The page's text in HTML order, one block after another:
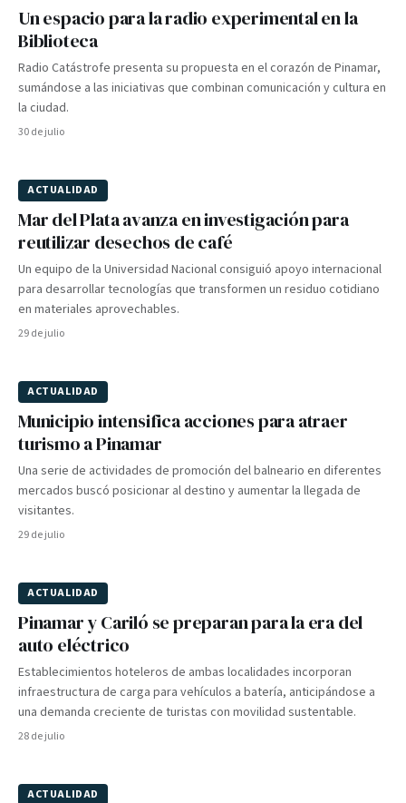
Un espacio para la radio experimental en la
Biblioteca
Radio Catástrofe presenta su propuesta en el corazón de Pinamar,
sumándose a las iniciativas que combinan comunicación y cultura en
la ciudad.
30 de julio
ACTUALIDAD
Mar del Plata avanza en investigación para
reutilizar desechos de café
Un equipo de la Universidad Nacional consiguió apoyo internacional
para desarrollar tecnologías que transformen un residuo cotidiano
en materiales aprovechables.
29 de julio
ACTUALIDAD
Municipio intensifica acciones para atraer
turismo a Pinamar
Una serie de actividades de promoción del balneario en diferentes
mercados buscó posicionar al destino y aumentar la llegada de
visitantes.
29 de julio
ACTUALIDAD
Pinamar y Cariló se preparan para la era del
auto eléctrico
Establecimientos hoteleros de ambas localidades incorporan
infraestructura de carga para vehículos a batería, anticipándose a
una demanda creciente de turistas con movilidad sustentable.
28 de julio
ACTUALIDAD